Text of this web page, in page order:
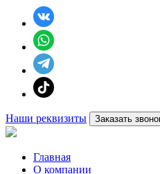
Наши реквизиты Заказать
Главная
О компании